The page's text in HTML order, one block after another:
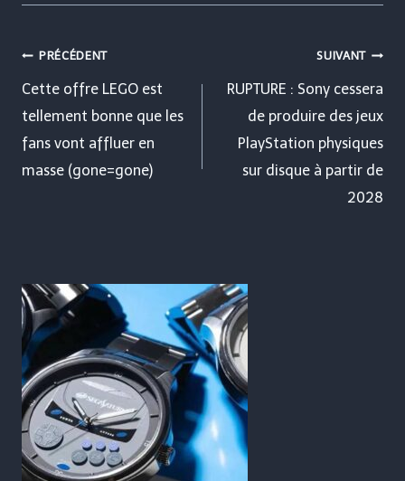
Navigation
de
l’article
PRÉCÉDENT
Cette offre LEGO est
tellement bonne que les
fans vont affluer en
masse (gone=gone)
SUIVANT
RUPTURE : Sony cessera
de produire des jeux
PlayStation physiques
sur disque à partir de
2028